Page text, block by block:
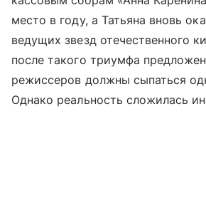
место в году, а Татьяна вновь
ведущих звезд отечественного
после такого триумфа
режиссеров должны сыпаться
Однако реальность сложилась